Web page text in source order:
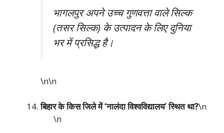
भागलपुर अपने उच्च गुणवत्ता वाले सिल्क
(तसर सिल्क) के उत्पादन के लिए दुनिया
भर में प्रसिद्ध है।
\n\n
बिहार के किस जिले में ‘नालंदा विश्वविद्यालय’ स्थित था?\n
\n